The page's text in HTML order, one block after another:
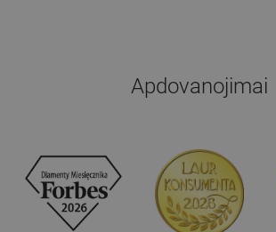
Apdovanojimai